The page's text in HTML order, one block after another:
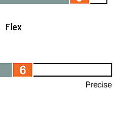
Flex